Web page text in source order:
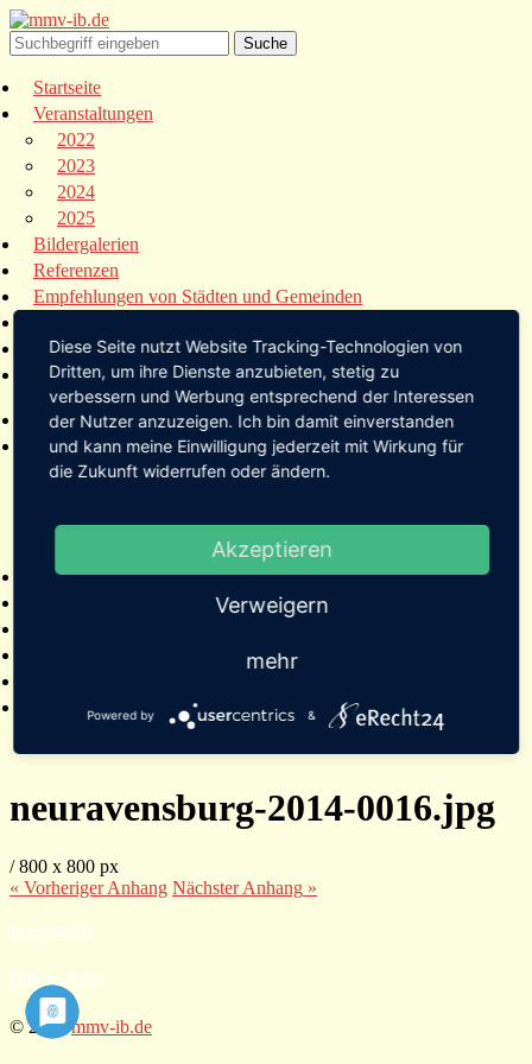
Startseite
Veranstaltungen
2022
2023
2024
2025
Bildergalerien
Referenzen
Empfehlungen von Städten und Gemeinden
Links
Kontakt
Startseite
Veranstaltungen
2022
2024
Bildergalerien
Kontakt
neuravensburg-2014-0016.jpg
/800 x 800 px
« VorherigerAnhang NächsterAnhang »
Impressum
Datenschutz
© 2026mmv-ib.de
Diese Seite nutzt Website Tracking-Technologien von
Dritten, um ihre Dienste anzubieten, stetig zu
verbessern und Werbung entsprechend der Interessen
der Nutzer anzuzeigen. Ich bin damit einverstanden
und kann meine Einwilligung jederzeit mit Wirkung für
die Zukunft widerrufen oder ändern.
Akzeptieren
Verweigern
mehr
Powered by &